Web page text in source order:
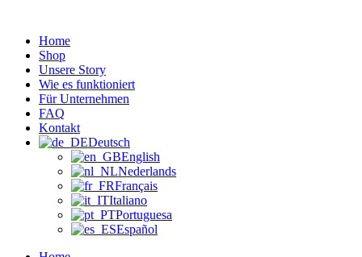
wechselnHome
Shop
Unsere Story
Wie es funktioniert
Für Unternehmen
FAQ
Kontakt
Deutsch
English
Nederlands
Français
Italiano
Portuguesa
Español